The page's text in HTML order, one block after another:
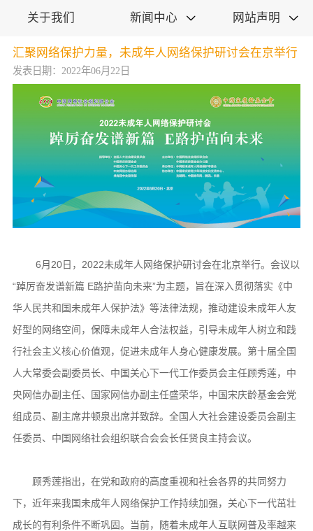
关于我们 新闻中心  网站声明 
汇聚网络保护力量，未成年人网络保护研讨会在京举行
发表日期：2022年06月22日
6月20日，2022未成年人网络保护研讨会在北京举行。会议以
“踔厉奋发谱新篇 E路护苗向未来”为主题，旨在深入贯彻落实《中
华人民共和国未成年人保护法》等法律法规，推动建设未成年人友
好型的网络空间，保障未成年人合法权益，引导未成年人树立和践
行社会主义核心价值观，促进未成年人身心健康发展。第十届全国
人大常委会副委员长、中国关心下一代工作委员会主任顾秀莲，中
央网信办副主任、国家网信办副主任盛荣华，中国宋庆龄基金会党
组成员、副主席井顿泉出席并致辞。全国人大社会建设委员会副主
任委员、中国网络社会组织联合会会长任贤良主持会议。
顾秀莲指出，在党和政府的高度重视和社会各界的共同努力
下，近年来我国未成年人网络保护工作持续加强，关心下一代茁壮
成长的有利条件不断巩固。当前，随着未成年人互联网普及率越来